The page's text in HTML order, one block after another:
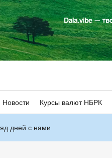
Новости Курсы валют НБРК
дней с нами